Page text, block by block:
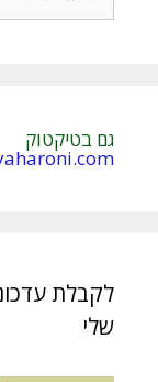
גם בטיקטוק
לקבלת
שלי